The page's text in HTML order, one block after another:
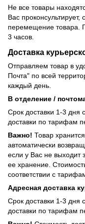
Не все товары
Вас
перемещение товара.
3 часов.
Доставка
Отправляем товар в
Почта" по всей
каждый день.
В отделение /
Срок доставки 1-3 дня
доставки по тарифам
Важно! Товар
автоматически
если у Вас не выходит
ее хранение.
соответствии с
Адресная доставка
Срок доставки 1-3 дня
доставки по тарифам